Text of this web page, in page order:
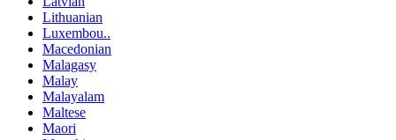
Lithuanian
Luxembou..
Macedonian
Malagasy
Malay
Malayalam
Maltese
Maori